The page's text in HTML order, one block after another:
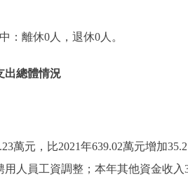
離休0人，退休0人。
出總體情況
元，比2021年639.02萬元增加
人員工資調整；本年其他資金收入